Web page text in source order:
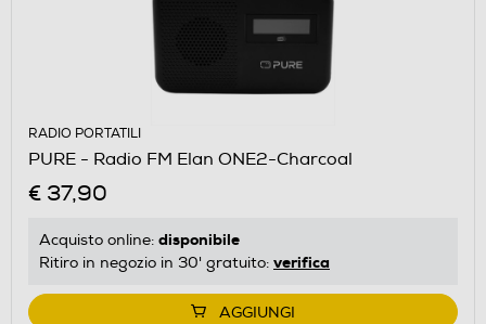
RADIO PORTATILI
PURE - Radio FM Elan ONE2-Charcoal
€ 37,90
Acquisto online: disponibile
Ritiro in negozio in 30' gratuito: verifica
AGGIUNGI